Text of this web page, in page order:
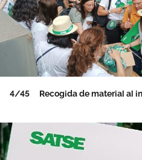
4/45 Recogida de material al